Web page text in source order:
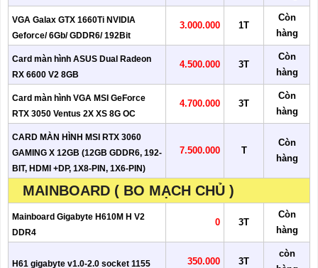
VGA Galax GTX 1660Ti NVIDIA
Geforce/ 6Gb/ GDDR6/ 192Bit
3.000.000 1T
Còn
hàng
Card màn hình ASUS Dual Radeon
RX 6600 V2 8GB
4.500.000 3T
Còn
hàng
Card màn hình VGA MSI GeForce
RTX 3050 Ventus 2X XS 8G OC
4.700.000 3T
Còn
hàng
CARD MÀN HÌNH MSI RTX 3060
GAMING X 12GB (12GB GDDR6, 192-
BIT, HDMI +DP, 1X8-PIN, 1X6-PIN)
7.500.000 T
Còn
hàng
MAINBOARD ( BO MẠCH CHỦ )
Mainboard Gigabyte H610M H V2
DDR4
0 3T
Còn
hàng
H61 gigabyte v1.0-2.0 socket 1155 350.000 3T
còn